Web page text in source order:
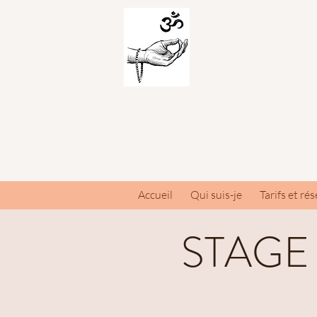
Accueil Qui suis-je Tarifs et